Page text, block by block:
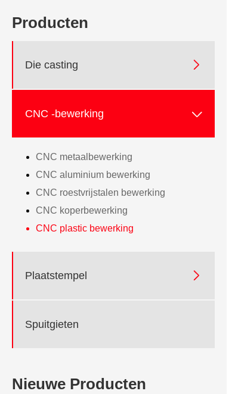
Producten
Die casting 
CNC -bewerking 
CNC metaalbewerking
CNC aluminium bewerking
CNC roestvrijstalen bewerking
CNC koperbewerking
CNC plastic bewerking
Plaatstempel 
Spuitgieten
Nieuwe Producten